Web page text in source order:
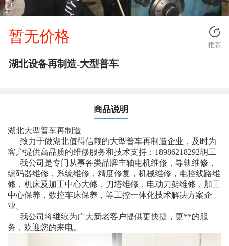
暂无价格
推荐
湖北设备再制造-大型普车
商品说明
湖北大型普车再制造
致力于做湖北值得信赖的大型普车再制造企业，及时为
客户提供高品质的维修服务和技术支持：18986218292胡工
我公司是专门从事各类品牌主轴电机维修，导轨维修，
编码器维修，系统维修，精度修复，机械维修，电控线路维
修，机床及加工中心大修，刀塔维修，电动刀架维修，加工
中心保养，数控车床保养，等工控一体化技术解决方案企
业。
我公司将继续为广大新老客户提供更快捷，更**的服
务，欢迎您的来电。